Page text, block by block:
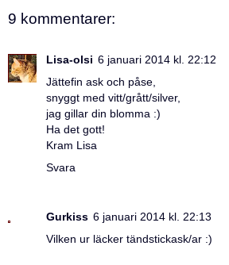
9 kommentarer:
Lisa-olsi 6 januari 2014 kl. 22:12
Jättefin ask och påse,
snyggt med vitt/grått/silver,
jag gillar din blomma :)
Ha det gott!
Kram Lisa
Svara
Gurkiss 6 januari 2014 kl. 22:13
Vilken ur läcker tändstickask/ar :)